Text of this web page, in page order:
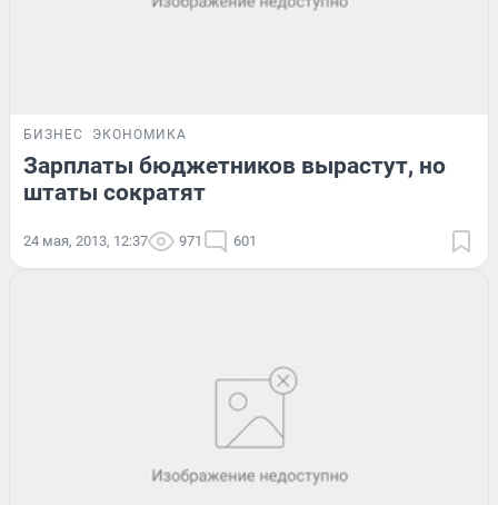
БИЗНЕС ЭКОНОМИКА
Зарплаты бюджетников вырастут, но
штаты сократят
24 мая, 2013, 12:37 971 601